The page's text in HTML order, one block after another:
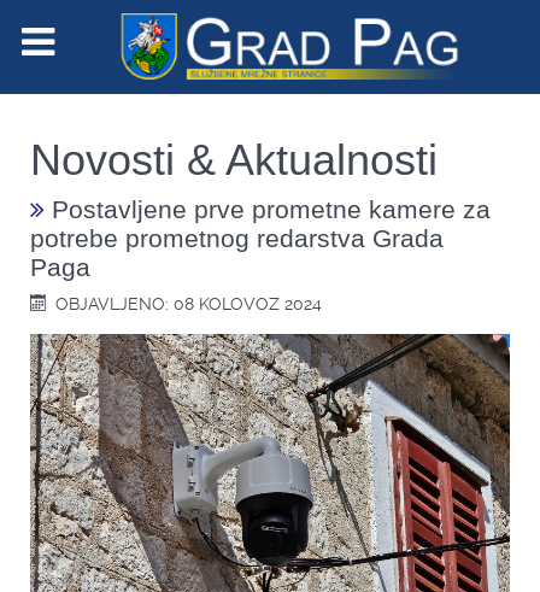
Novosti & Aktualnosti
Postavljene prve prometne kamere za
potrebe prometnog redarstva Grada
Paga
OBJAVLJENO: 08 KOLOVOZ 2024